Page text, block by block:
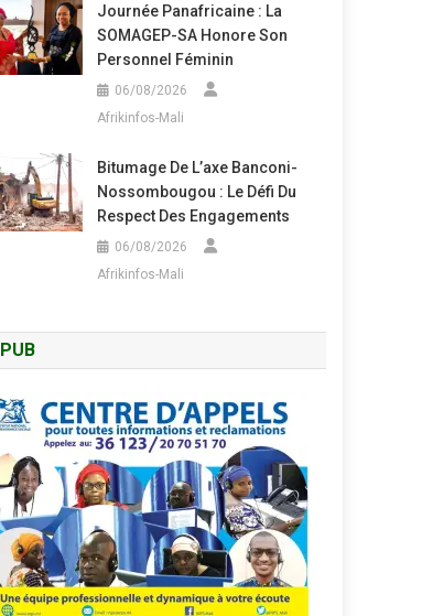
Journée Panafricaine : La
SOMAGEP-SA Honore Son
Personnel Féminin
06/08/2026
Afrikinfos-Mali
Bitumage De L’axe Banconi-
Nossombougou : Le Défi Du
Respect Des Engagements
06/08/2026
Afrikinfos-Mali
PUB